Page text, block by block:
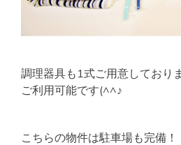
調理器具も1式ご用意しており
ご利用可能です(^^♪
こちらの物件は駐車場も完備！